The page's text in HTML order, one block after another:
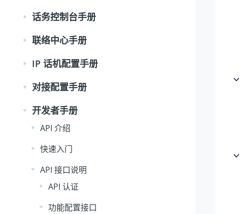
话务控制台手册
联络中心手册
IP 话机配置手册
对接配置手册
开发者手册
API 介绍
快速入门
API 接口说明
API 认证
功能配置接口